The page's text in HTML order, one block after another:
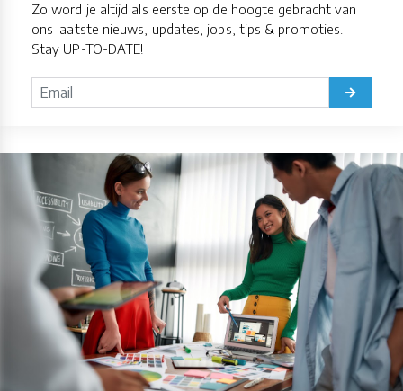
Zo word je altijd als eerste op de hoogte gebracht van
ons laatste nieuws, updates, jobs, tips & promoties.
Stay UP-TO-DATE!